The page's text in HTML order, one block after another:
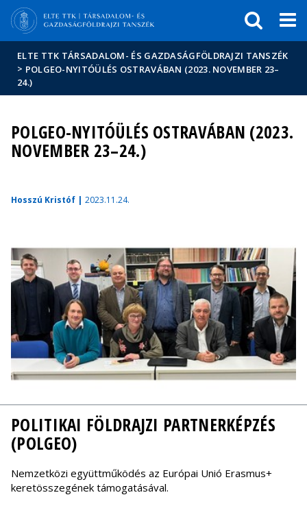
Hírek
Események
ELTE a
sajtóban
ELTE TTK TÁRSADALOM- ÉS GAZDASÁGFÖLDRAJZI TANSZÉK
> POLGEO-NYITÓÜLÉS OSTRAVÁBAN (2023. NOVEMBER 23–
24.)
POLGEO-NYITÓÜLÉS OSTRAVÁBAN (2023.
NOVEMBER 23–24.)
Hosszú Kristóf | 2023.11.24.
POLITIKAI FÖLDRAJZI PARTNERKÉPZÉS
(POLGEO)
Nemzetközi együttműködés az Európai Unió Erasmus+
keretösszegének támogatásával.